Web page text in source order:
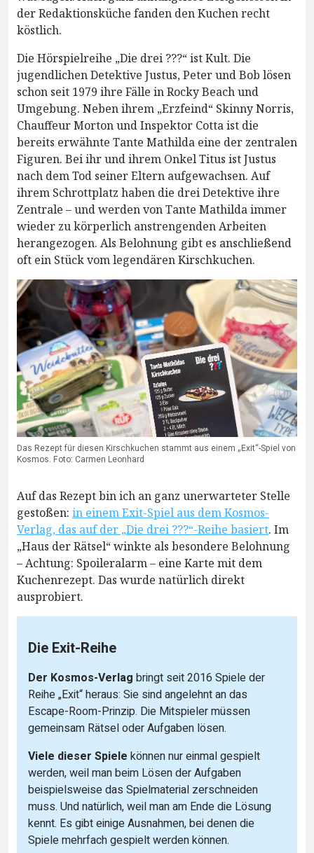
der Redaktionsküche fanden den Kuchen recht
köstlich.
Die Hörspielreihe „Die drei ???“ ist Kult. Die
jugendlichen Detektive Justus, Peter und Bob lösen
schon seit 1979 ihre Fälle in Rocky Beach und
Umgebung. Neben ihrem „Erzfeind“ Skinny Norris,
Chauffeur Morton und Inspektor Cotta ist die
bereits erwähnte Tante Mathilda eine der zentralen
Figuren. Bei ihr und ihrem Onkel Titus ist Justus
nach dem Tod seiner Eltern aufgewachsen. Auf
ihrem Schrottplatz haben die drei Detektive ihre
Zentrale – und werden von Tante Mathilda immer
wieder zu körperlich anstrengenden Arbeiten
herangezogen. Als Belohnung gibt es anschließend
oft ein Stück vom legendären Kirschkuchen.
Das Rezept für diesen Kirschkuchen stammt aus einem „Exit“-Spiel von
Kosmos. Foto: Carmen Leonhard
Auf das Rezept bin ich an ganz unerwarteter Stelle
gestoßen: in einem Exit-Spiel aus dem Kosmos-
Verlag, das auf der „Die drei ???“-Reihe basiert. Im
„Haus der Rätsel“ winkte als besondere Belohnung
– Achtung: Spoileralarm – eine Karte mit dem
Kuchenrezept. Das wurde natürlich direkt
ausprobiert.
Die Exit-Reihe
Der Kosmos-Verlag bringt seit 2016 Spiele der
Reihe „Exit“ heraus: Sie sind angelehnt an das
Escape-Room-Prinzip. Die Mitspieler müssen
gemeinsam Rätsel oder Aufgaben lösen.
Viele dieser Spiele können nur einmal gespielt
werden, weil man beim Lösen der Aufgaben
beispielsweise das Spielmaterial zerschneiden
muss. Und natürlich, weil man am Ende die Lösung
kennt. Es gibt einige Ausnahmen, bei denen die
Spiele mehrfach gespielt werden können.